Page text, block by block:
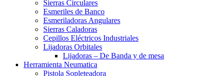
Sierras Circulares
Esmeriles de Banco
Esmeriladoras Angulares
Sierras Caladoras
Cepillos Eléctricos Industriales
Lijadoras Orbitales
Lijadoras – De Banda y de mesa
Herramienta Neumatica
Pistola Sopleteadora